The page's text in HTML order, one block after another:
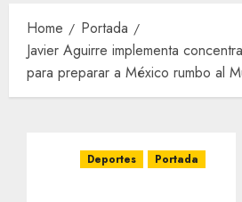
Home
Portada
Javier Aguirre implementa
para preparar a México rumbo al
Deportes Portada